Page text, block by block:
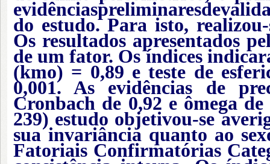
evidênciaspreliminaresde
do estudo. Para isto,
Os resultados apresentados
de um fator. Osíndices
(kmo) = 0,89 e teste de
0,001. As evidências de
Cronbach de 0,92 e ômega
239) estudo objetivou-se
sua invariância quanto ao
Fatoriais Confirmatórias